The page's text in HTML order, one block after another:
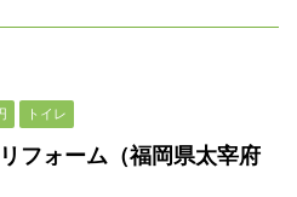
トイレ
フォーム（福岡県太宰府